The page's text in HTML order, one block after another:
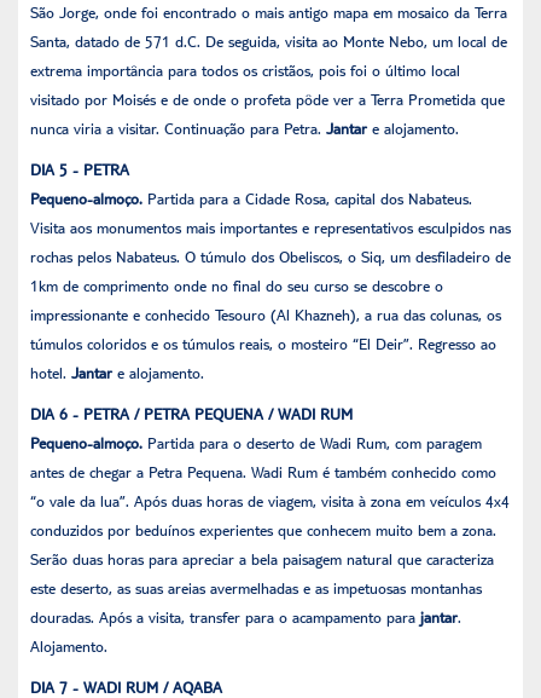
São Jorge, onde foi encontrado o mais antigo mapa em mosaico da Terra
Santa, datado de 571 d.C. De seguida, visita ao Monte Nebo, um local de
extrema importância para todos os cristãos, pois foi o último local
visitado por Moisés e de onde o profeta pôde ver a Terra Prometida que
nunca viria a visitar. Continuação para Petra. Jantare alojamento.
DIA 5 - PETRA
Pequeno-almoço. Partida para a Cidade Rosa, capital dos Nabateus.
Visita aos monumentos mais importantes e representativos esculpidos nas
rochas pelos Nabateus. O túmulo dos Obeliscos, o Siq, um desfiladeiro de
1km de comprimento onde no final do seu curso se descobre o
impressionante e conhecido Tesouro (Al Khazneh), a rua das colunas, os
túmulos coloridos e os túmulos reais, o mosteiro “El Deir”. Regresso ao
hotel. Jantare alojamento.
DIA 6 - PETRA / PETRA PEQUENA / WADI RUM
Pequeno-almoço. Partida para o deserto de Wadi Rum, com paragem
antes de chegar a Petra Pequena. Wadi Rum é também conhecido como
“o vale da lua”. Após duas horas de viagem, visita à zona em veículos 4x4
conduzidos por beduínos experientes que conhecem muito bem a zona.
Serão duas horas para apreciar a bela paisagem natural que caracteriza
este deserto, as suas areias avermelhadas e as impetuosas montanhas
douradas. Após a visita, transfer para o acampamento para jantar.
Alojamento.
DIA 7 - WADI RUM / AQABA